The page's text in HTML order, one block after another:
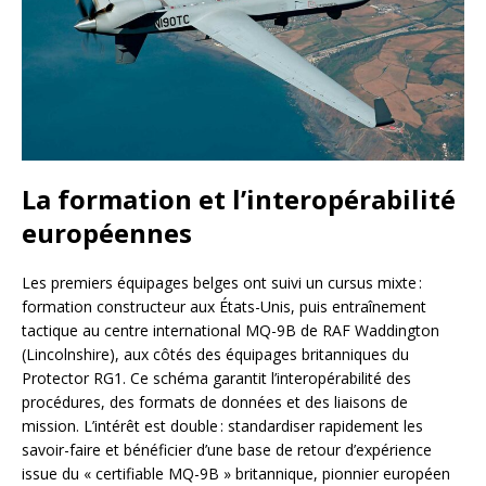
La formation et l’interopérabilité
européennes
Les premiers équipages belges ont suivi un cursus mixte :
formation constructeur aux États-Unis, puis entraînement
tactique au centre international MQ-9B de RAF Waddington
(Lincolnshire), aux côtés des équipages britanniques du
Protector RG1. Ce schéma garantit l’interopérabilité des
procédures, des formats de données et des liaisons de
mission. L’intérêt est double : standardiser rapidement les
savoir-faire et bénéficier d’une base de retour d’expérience
issue du « certifiable MQ-9B » britannique, pionnier européen